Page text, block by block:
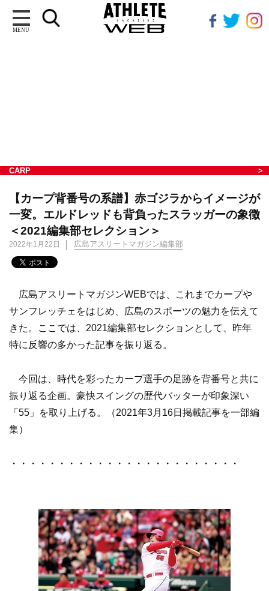
MENU
CARP
【カープ背番号の系譜】赤ゴジラからイメージが
一変。エルドレッドも背負ったスラッガーの象徴
＜2021編集部セレクション＞
2022年1月22日 広島アスリートマガジン編集部
広島アスリートマガジンWEBでは、これまでカープや
サンフレッチェをはじめ、広島のスポーツの魅力を伝えて
きた。ここでは、2021編集部セレクションとして、昨年
特に反響の多かった記事を振り返る。
今回は、時代を彩ったカープ選手の足跡を背番号と共に
振り返る企画。豪快スイングの歴代バッターが印象深い
「55」を取り上げる。（2021年3月16日掲載記事を一部編
集）
・・・・・・・・・・・・・・・・・・・・・・・・